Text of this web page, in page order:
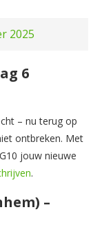
2025
6
– nu terug op
ontbreken. Met
jouw nieuwe
.
–